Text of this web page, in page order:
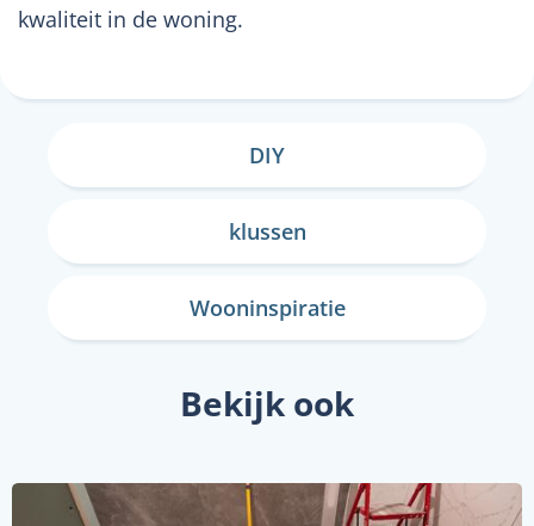
kwaliteit in de woning.
DIY
klussen
Wooninspiratie
Bekijk ook